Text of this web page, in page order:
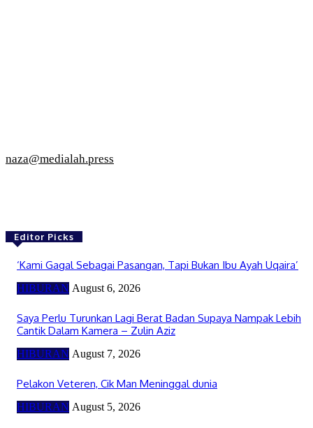
naza@medialah.press
Editor Picks
‘Kami Gagal Sebagai Pasangan, Tapi Bukan Ibu Ayah Uqaira’
HIBURAN August 6, 2026
Saya Perlu Turunkan Lagi Berat Badan Supaya Nampak Lebih
Cantik Dalam Kamera – Zulin Aziz
HIBURAN August 7, 2026
Pelakon Veteren, Cik Man Meninggal dunia
HIBURAN August 5, 2026